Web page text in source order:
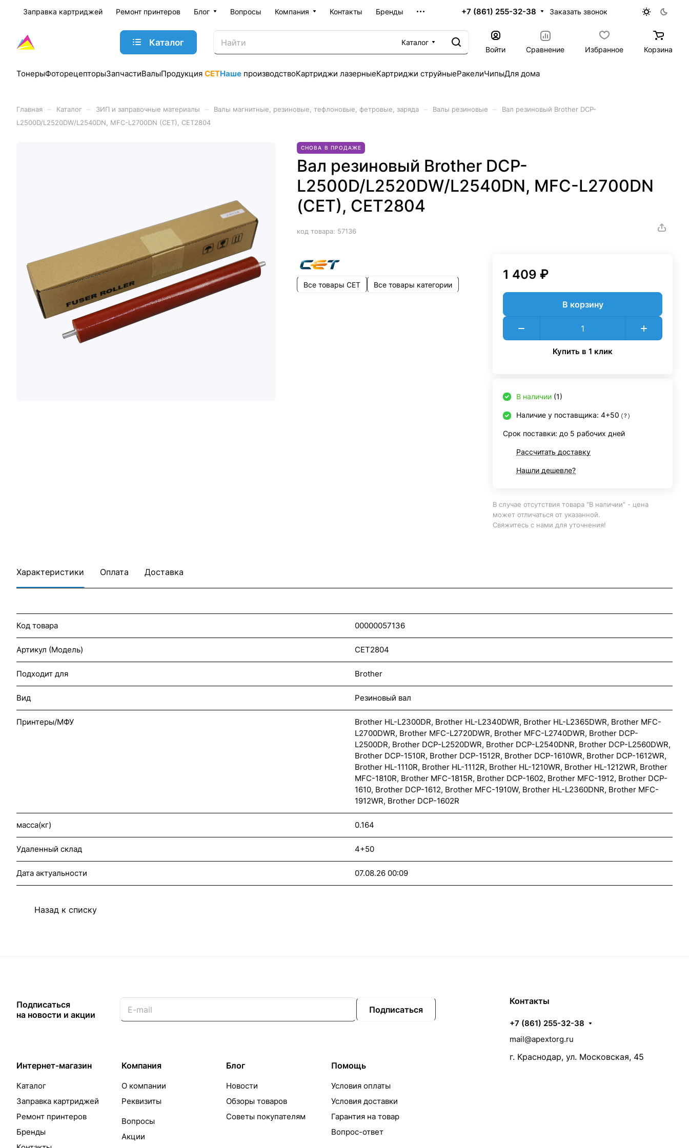
Заправка картриджей Ремонт принтеров Блог Вопросы Компания Контакты Бренды +7 (861) 255-32-38 Заказать звонок
Каталог
Каталог
Войти
Сравнение Избранное Корзина
ТонерыФоторецепторыЗапчастиВалыПродукция CETНаше производствоКартриджи лазерныеКартриджи струйныеРакелиЧипыДля дома
Главная Каталог ЗИП и заправочные материалы Валы магнитные, резиновые, тефлоновые, фетровые, заряда Валы резиновые
Вал резиновый Brother DCP-
L2500D/L2520DW/L2540DN, MFC-L2700DN (CET), CET2804
СНОВА В ПРОДАЖЕ
Вал резиновый Brother DCP-
L2500D/L2520DW/L2540DN, MFC-L2700DN
(CET), CET2804
код товара: 57136
Все товары CET Все товары категории
1 409 ₽
В корзину
Купить в 1 клик
В наличии (1)
Наличие у поставщика: 4+50 ?
Срок поставки: до 5 рабочих дней
Рассчитать доставку
Нашли дешевле?
В случае отсутствия товара "В наличии" - цена
может отличаться от указанной.
Свяжитесь с нами для уточнения!
Характеристики Оплата Доставка
Код товара 00000057136
Артикул (Модель) CET2804
Подходит для Brother
Вид Резиновый вал
Принтеры/МФУ
Brother HL-L2300DR, Brother HL-L2340DWR, Brother HL-L2365DWR, Brother MFC-
L2700DWR, Brother MFC-L2720DWR, Brother MFC-L2740DWR, Brother DCP-
L2500DR, Brother DCP-L2520DWR, Brother DCP-L2540DNR, Brother DCP-L2560DWR,
Brother DCP-1510R, Brother DCP-1512R, Brother DCP-1610WR, Brother DCP-1612WR,
Brother HL-1110R, Brother HL-1112R, Brother HL-1210WR, Brother HL-1212WR, Brother
MFC-1810R, Brother MFC-1815R, Brother DCP-1602, Brother MFC-1912, Brother DCP-
1610, Brother DCP-1612, Brother MFC-1910W, Brother HL-L2360DNR, Brother MFC-
1912WR, Brother DCP-1602R
масса(кг) 0.164
Удаленный склад 4+50
Дата актуальности 07.08.26 00:09
Назад к списку
Подписаться
на новости и акции
Подписаться
Интернет-магазин
Каталог
Заправка картриджей
Ремонт принтеров
Бренды
Компания
О компании
Реквизиты
Вопросы
Акции
Блог
Новости
Обзоры товаров
Советы покупателям
Помощь
Условия оплаты
Условия доставки
Гарантия на товар
Вопрос-ответ
Контакты
+7 (861) 255-32-38
mail@apextorg.ru
г. Краснодар, ул. Московская, 45